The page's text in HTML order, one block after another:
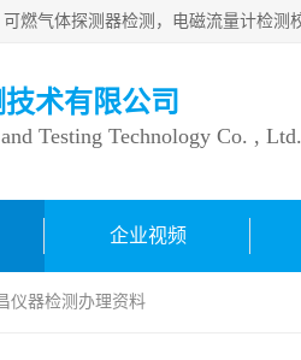
术有限公司
Testing Technology Co. , Ltd.
企业视频
仪器检测办理资料